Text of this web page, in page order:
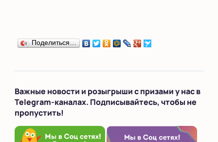
Поделиться…
Важные новости и розыгрыши с призами у нас в
Telegram-каналах. Подписывайтесь, чтобы не
пропустить!